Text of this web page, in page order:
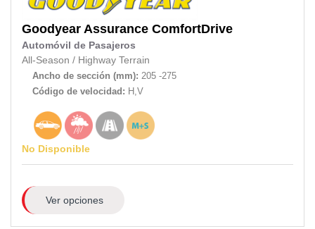
Goodyear Assurance ComfortDrive
Automóvil de Pasajeros
All-Season / Highway Terrain
Ancho de sección (mm): 205 -275
Código de velocidad: H,V
No Disponible
Ver opciones